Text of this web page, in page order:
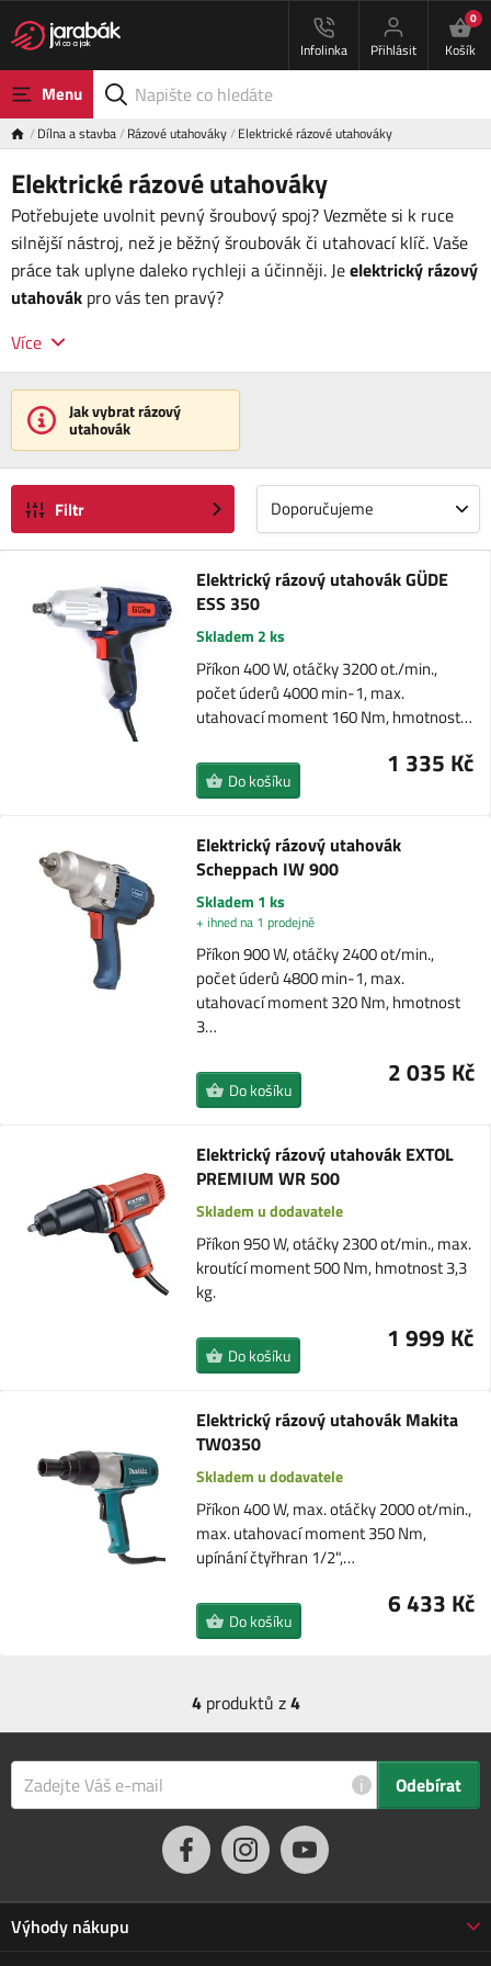
Infolinka Přihlásit
0
Košík
Menu
Dílna a stavba Rázové utahováky Elektrické rázové utahováky
Elektrické rázové utahováky
Potřebujete uvolnit pevný šroubový spoj? Vezměte si k ruce
silnější nástroj, než je běžný šroubovák či utahovací klíč. Vaše
práce tak uplyne daleko rychleji a účinněji. Jeelektrický rázový
utahovák pro vás ten pravý?
Více
Jak vybrat rázový
utahovák
Filtr Doporučujeme
Elektrický rázový utahovák GÜDE
ESS 350
Skladem 2 ks
Příkon 400 W, otáčky 3200 ot./min.,
počet úderů 4000 min-1, max.
utahovací moment 160 Nm, hmotnost…
1 335 Kč
Do košíku
Elektrický rázový utahovák
Scheppach IW 900
Skladem 1 ks
+ ihned na 1 prodejně
Příkon 900 W, otáčky 2400 ot/min.,
počet úderů 4800 min-1, max.
utahovací moment 320 Nm, hmotnost
3…
2 035 Kč
Do košíku
Elektrický rázový utahovák EXTOL
PREMIUM WR 500
Skladem u dodavatele
Příkon 950 W, otáčky 2300 ot/min., max.
kroutící moment 500 Nm, hmotnost 3,3
kg.
1 999 Kč
Do košíku
Elektrický rázový utahovák Makita
TW0350
Skladem u dodavatele
Příkon 400 W, max. otáčky 2000 ot/min.,
max. utahovací moment 350 Nm,
upínání čtyřhran 1/2",…
6 433 Kč
Do košíku
4produktů z4
i Odebírat
Výhody nákupu